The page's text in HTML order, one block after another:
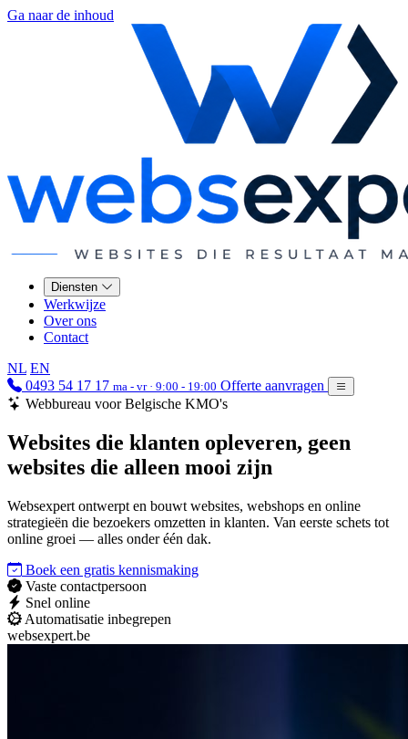
Ga naar de inhoud
Diensten
Werkwijze
Over ons
Contact
NL EN
0493 54 17 17 ma - vr · 9:00 - 19:00 Offerte aanvragen
Webbureau voor Belgische KMO's
Websites die klanten opleveren, geen
websites die alleen mooi zijn
Websexpert ontwerpt en bouwt websites, webshops en online
strategieën die bezoekers omzetten in klanten. Van eerste schets tot
online groei — alles onder één dak.
Boek een gratis kennismaking
Vaste contactpersoon
Snel online
Automatisatie inbegrepen
websexpert.be